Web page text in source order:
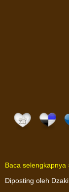
Baca selengkapnya
Diposting oleh